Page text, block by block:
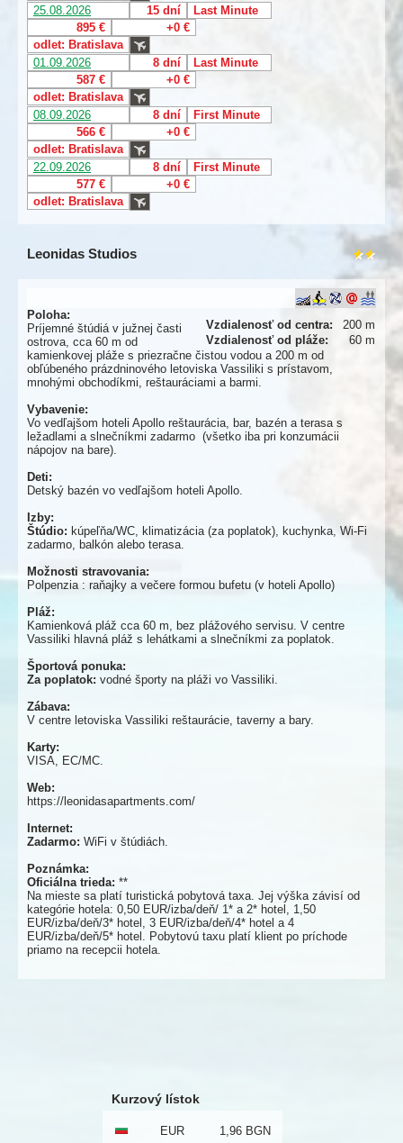
25.08.2026
15 dní
Last Minute
895 €
+0 €
odlet: Bratislava
01.09.2026
8 dní
Last Minute
587 €
+0 €
odlet: Bratislava
08.09.2026
8 dní
First Minute
566 €
+0 €
odlet: Bratislava
22.09.2026
8 dní
First Minute
577 €
+0 €
odlet: Bratislava
Leonidas Studios
Vzdialenosť od centra:
200 m
Vzdialenosť od pláže:
60 m
Poloha:
Príjemné štúdiá v južnej časti
ostrova, cca 60 m od
kamienkovej pláže s priezračne čistou vodou a 200 m od
obľúbeného prázdninového letoviska Vassiliki s prístavom,
mnohými obchodíkmi, reštauráciami a barmi.
Vybavenie:
Vo vedľajšom hoteli Apollo reštaurácia, bar, bazén a terasa s
ležadlami a slnečníkmi zadarmo (všetko iba pri konzumácii
nápojov na bare).
Deti:
Detský bazén vo vedľajšom hoteli Apollo.
Izby:
Štúdio: kúpeľňa/WC, klimatizácia (za poplatok), kuchynka, Wi-Fi
zadarmo, balkón alebo terasa.
Možnosti stravovania:
Polpenzia : raňajky a večere formou bufetu (v hoteli Apollo)
Pláž:
Kamienková pláž cca 60 m, bez plážového servisu. V centre
Vassiliki hlavná pláž s lehátkami a slnečníkmi za poplatok.
Športová ponuka:
Za poplatok: vodné športy na pláži vo Vassiliki.
Zábava:
V centre letoviska Vassiliki reštaurácie, taverny a bary.
Karty:
VISA, EC/MC.
Web:
https://leonidasapartments.com/
Internet:
Zadarmo: WiFi v štúdiách.
Poznámka:
Oficiálna trieda: **
Na mieste sa platí turistická pobytová taxa. Jej výška závisí od
kategórie hotela: 0,50 EUR/izba/deň/ 1* a 2* hotel, 1,50
EUR/izba/deň/3* hotel, 3 EUR/izba/deň/4* hotel a 4
EUR/izba/deň/5* hotel. Pobytovú taxu platí klient po príchode
priamo na recepcii hotela.
Kurzový lístok
EUR 1,96 BGN